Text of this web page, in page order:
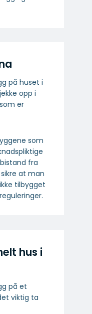
på huset i
opp i
er
som
fra
at man
tilbygget
hus i
på et
viktig ta